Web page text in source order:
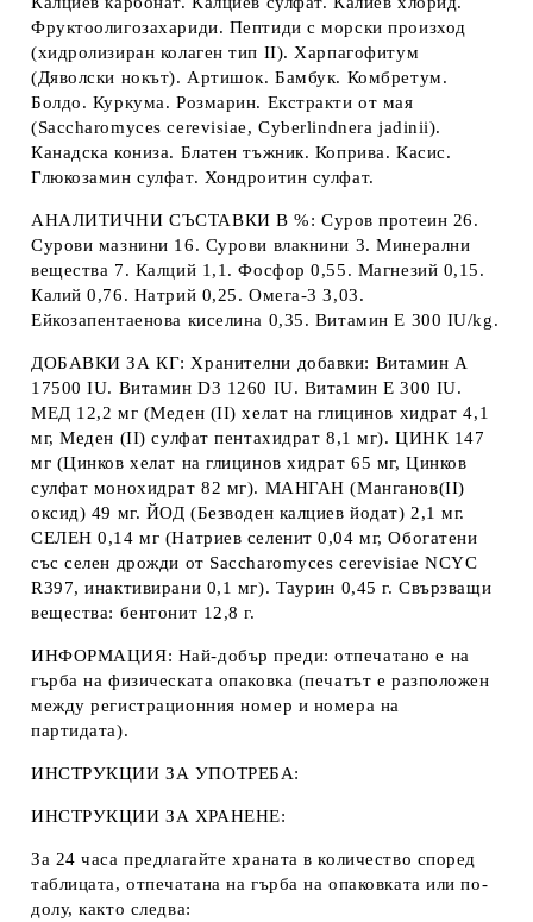
Фруктоолигозахариди. Пептиди с морски произход
(хидролизиран колаген тип II). Харпагофитум
(Дяволски нокът). Артишок. Бамбук. Комбретум.
Болдо. Куркума. Розмарин. Екстракти от мая
(Saccharomyces cerevisiae, Cyberlindnera jadinii).
Канадска кониза. Блатен тъжник. Коприва. Касис.
Глюкозамин сулфат. Хондроитин сулфат.
АНАЛИТИЧНИ СЪСТАВКИ В %: Суров протеин 26.
Сурови мазнини 16. Сурови влакнини 3. Минерални
вещества 7. Калций 1,1. Фосфор 0,55. Магнезий 0,15.
Калий 0,76. Натрий 0,25. Омега-3 3,03.
Eйкозапентаенова киселина 0,35. Витамин E 300 IU/kg.
ДОБАВКИ ЗА КГ: Хранителни добавки: Витамин A
17500 IU. Витамин D3 1260 IU. Витамин E 300 IU.
МЕД 12,2 мг (Меден (II) хелат на глицинов хидрат 4,1
мг, Mеден (II) сулфат пентахидрат 8,1 мг). ЦИНК 147
мг (Цинков хелат на глицинов хидрат 65 мг, Цинков
сулфат монохидрат 82 мг). МАНГАН (Манганов(II)
оксид) 49 мг. ЙОД (Безводен калциев йодат) 2,1 мг.
СЕЛЕН 0,14 мг (Натриев селенит 0,04 мг, Обогатени
със селен дрожди от Saccharomyces cerevisiae NCYC
R397, инактивирани 0,1 мг). Таурин 0,45 г. Свързващи
вещества: бентонит 12,8 г.
ИНФОРМАЦИЯ: Най-добър преди: отпечатано е на
гърба на физическата опаковка (печатът е разположен
между регистрационния номер и номера на
партидата).
ИНСТРУКЦИИ ЗА УПОТРЕБА:
ИНСТРУКЦИИ ЗА ХРАНЕНЕ:
За 24 часа предлагайте храната в количество според
таблицата, отпечатана на гърба на опаковката или по-
долу, както следва: